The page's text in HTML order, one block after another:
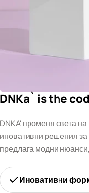
DNKa` is the
DNKA' променя света
иновативни решения
предлага модни
Иновативни